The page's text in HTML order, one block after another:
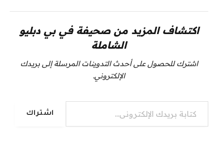
اكتشاف المزيد من صحيفة في بي دبليو
الشاملة
اشترك للحصول على أحدث التدوينات المرسلة إلى بريدك
الإلكتروني.
كتابة بريدك الإلكتروني...
اشتراك